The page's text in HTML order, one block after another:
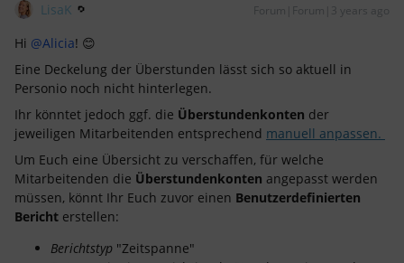
LisaK Forum|Forum|3 years ago
Hi @Alicia! 😊
Eine Deckelung der Überstunden lässt sich so aktuell in
Personio noch nicht hinterlegen.
Ihr könntet jedoch ggf. die Überstundenkonten der
jeweiligen Mitarbeitenden entsprechend manuell anpassen.
Um Euch eine Übersicht zu verschaffen, für welche
Mitarbeitenden die Überstundenkonten angepasst werden
müssen, könnt Ihr Euch zuvor einen Benutzerdefinierten
Bericht erstellen:
Berichtstyp "Zeitspanne"